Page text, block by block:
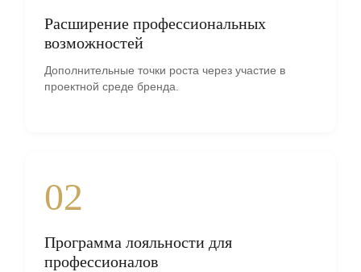
Расширение профессиональных
возможностей
Дополнительные точки роста через участие в
проектной среде бренда.
02
Программа лояльности для
профессионалов